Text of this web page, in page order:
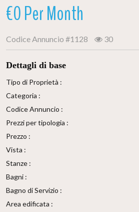
€0 Per Month
Codice Annuncio #1128 30
Dettagli di base
Tipo di Proprietà :
Categoria :
Codice Annuncio :
Prezzi per tipologia :
Prezzo :
Vista :
Stanze :
Bagni :
Bagno di Servizio :
Area edificata :